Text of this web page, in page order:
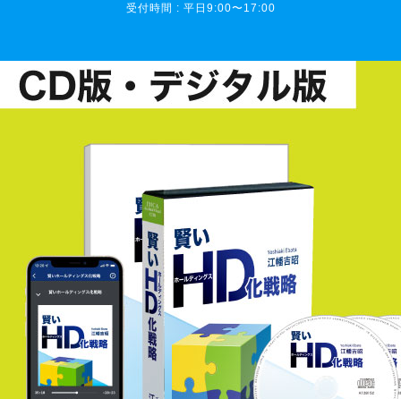
受付時間 : 平日9:00〜17:00